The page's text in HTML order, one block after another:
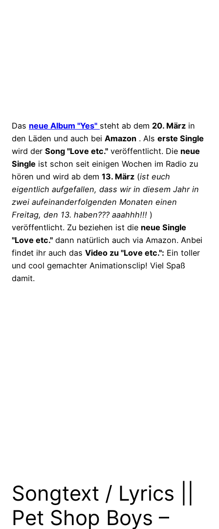
Das neue Album "Yes" steht ab dem 20. März in
den Läden und auch bei Amazon . Als erste Single
wird der Song "Love etc." veröffentlicht. Die neue
Single ist schon seit einigen Wochen im Radio zu
hören und wird ab dem 13. März (ist euch
eigentlich aufgefallen, dass wir in diesem Jahr in
zwei aufeinanderfolgenden Monaten einen
Freitag, den 13. haben??? aaahhh!!! )
veröffentlicht. Zu beziehen ist die neue Single
"Love etc." dann natürlich auch via Amazon. Anbei
findet ihr auch das Video zu "Love etc.": Ein toller
und cool gemachter Animationsclip! Viel Spaß
damit.
Songtext / Lyrics ||
Pet Shop Boys –